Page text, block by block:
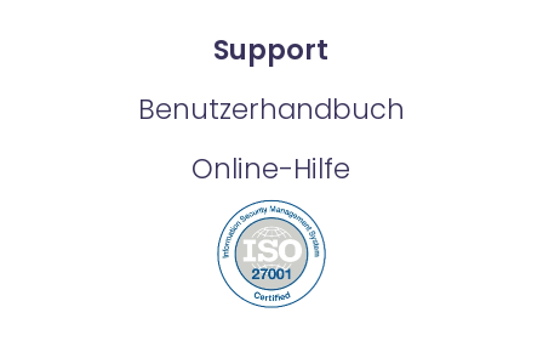
Support
Benutzerhandbuch
Online-Hilfe